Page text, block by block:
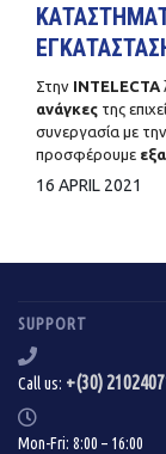
16 APRIL 2021
Στην INTELECTA
ανάγκες της
συνεργασία με
προσφέρουμε
SUPPORT
Call us: +(30)
Mon-Fri: 8:00 – 16:00